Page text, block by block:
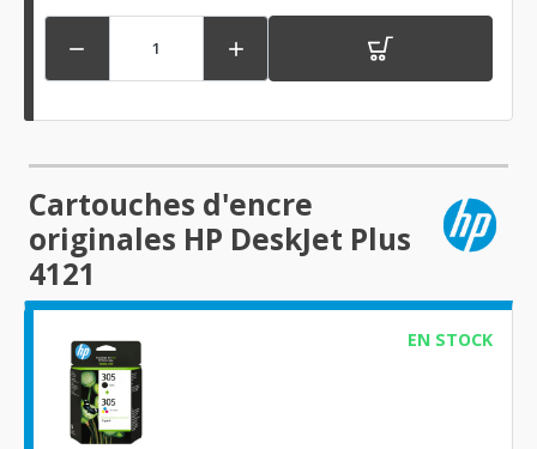
 
Cartouches d'encre
originales HP DeskJet Plus
4121
EN STOCK